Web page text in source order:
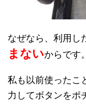
なぜなら、利用し
まないからです。
私も以前使ったこ
力してボタンをポ